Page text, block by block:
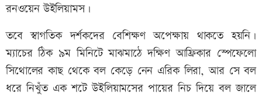
রনওয়েন উইলিয়ামস।
তবে স্বাগতিক দর্শকদের বেশিক্ষণ অপেক্ষায় থাকতে হয়নি।
ম্যাচের ঠিক ৯ম মিনিটে মাঝমাঠে দক্ষিণ আফ্রিকার স্পেফেলো
সিথোলের কাছ থেকে বল কেড়ে নেন এরিক লিরা, আর সে বল
ধরে নিখুঁত এক শটে উইলিয়ামসের পায়ের নিচ দিয়ে বল জালে